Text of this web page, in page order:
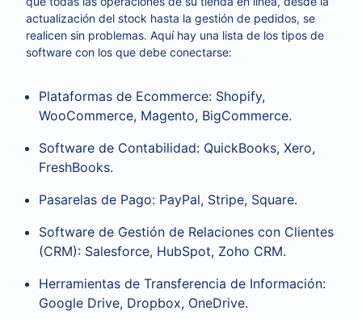
actualización del stock hasta la gestión de pedidos, se
realicen sin problemas. Aquí hay una lista de los tipos de
software con los que debe conectarse:
Plataformas de Ecommerce: Shopify,
WooCommerce, Magento, BigCommerce.
Software de Contabilidad: QuickBooks, Xero,
FreshBooks.
Pasarelas de Pago: PayPal, Stripe, Square.
Software de Gestión de Relaciones con Clientes
(CRM): Salesforce, HubSpot, Zoho CRM.
Herramientas de Transferencia de Información:
Google Drive, Dropbox, OneDrive.